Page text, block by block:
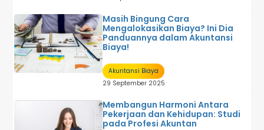
Masih Bingung Cara
Mengalokasikan Biaya? Ini Dia
Panduannya dalam Akuntansi
Biaya!
Akuntansi Biaya
29 September 2025
Membangun Harmoni Antara
Pekerjaan dan Kehidupan: Studi
pada Profesi Akuntan